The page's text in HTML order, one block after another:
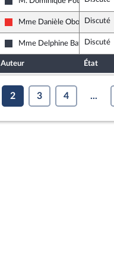
Nouvelle Gauche
La France insoumise
Mme Danièle ObonoDiscuté
Nouvelle Gauche
Mme Delphine BathoDiscuté
Auteur État
2 3 4 ...